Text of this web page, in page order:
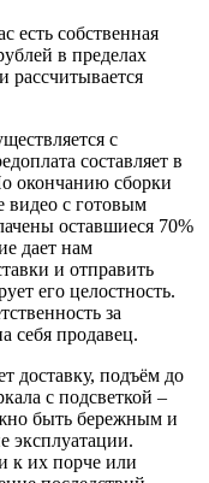
есть собственная
в пределах
рассчитывается
с
составляет в
окончанию сборки
видео с готовым
оставшиеся 70%
дает нам
и отправить
его целостность.
за
себя продавец.
доставку, подъём до
с подсветкой –
быть бережным и
эксплуатации.
к их порче или